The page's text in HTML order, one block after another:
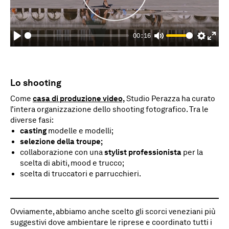
Play
00:16
Mute Settings
Enter
Lo shooting
Come casa di produzione video,Studio Perazza ha curato
l’intera organizzazione dello shooting fotografico. Tra le
diverse fasi:
casting modelle e modelli;
selezione della troupe;
collaborazione con unastylist professionista per la
scelta di abiti, mood e trucco;
scelta di truccatori e parrucchieri.
Ovviamente, abbiamo anche scelto gli scorci veneziani più
suggestivi dove ambientare le riprese e coordinato tutti i